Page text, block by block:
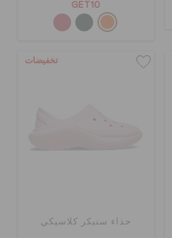
GET10
تخفيضات
حذاء سنيكر كلاسيكي